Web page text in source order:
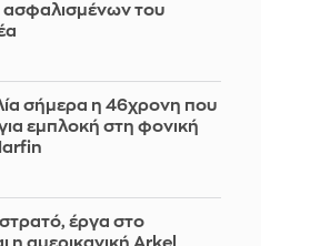
ασφαλισμένων του
σήμερα η 46χρονη που
εμπλοκή στη φονική
έργα στο